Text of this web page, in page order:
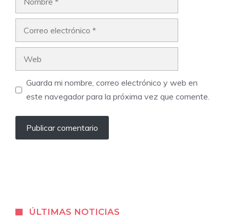
Guarda mi nombre, correo electrónico y web en
este navegador para la próxima vez que comente.
ÚLTIMAS NOTICIAS